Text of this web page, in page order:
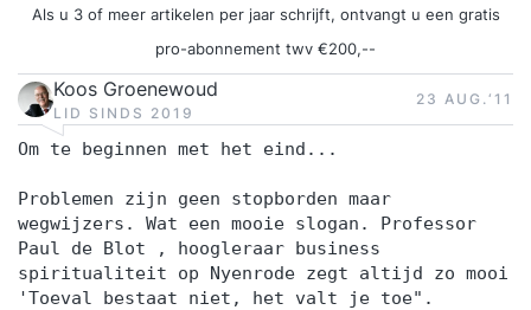
Als u 3 of meer artikelen per jaar schrijft, ontvangt u een gratis
pro-abonnement twv €200,--
Koos Groenewoud
LID SINDS 2019
23 AUG.‘11
Om te beginnen met het eind...
Problemen zijn geen stopborden maar
wegwijzers. Wat een mooie slogan. Professor
Paul de Blot , hoogleraar business
spiritualiteit op Nyenrode zegt altijd zo mooi
'Toeval bestaat niet, het valt je toe".